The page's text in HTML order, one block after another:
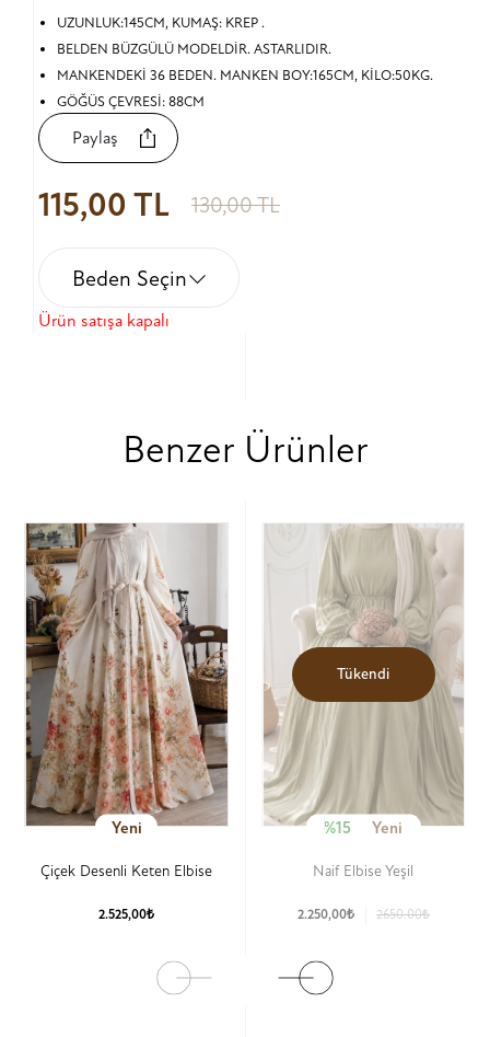
UZUNLUK:145CM, KUMAŞ: KREP .
BELDEN BÜZGÜLÜ MODELDİR. ASTARLIDIR.
MANKENDEKİ 36 BEDEN. MANKEN BOY:165CM, KİLO:50KG.
GÖĞÜS ÇEVRESİ: 88CM
Paylaş
115,00 TL 130,00 TL
Beden Seçin
Ürün satışa kapalı
Benzer Ürünler
Yeni
Çiçek Desenli Keten Elbise
2.525,00₺
Tükendi
%15 Yeni
Naif Elbise Yeşil
2.250,00₺ 2650.00₺